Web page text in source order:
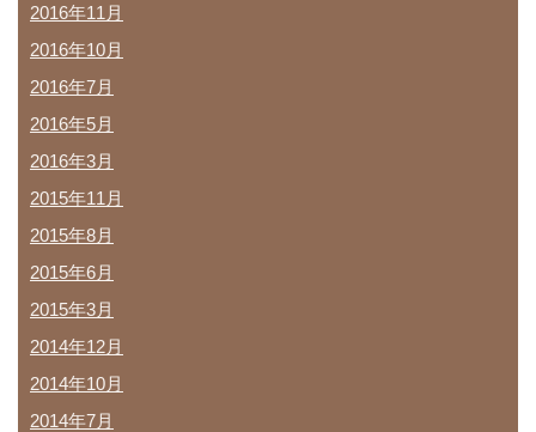
2016年11月
2016年10月
2016年7月
2016年5月
2016年3月
2015年11月
2015年8月
2015年6月
2015年3月
2014年12月
2014年10月
2014年7月